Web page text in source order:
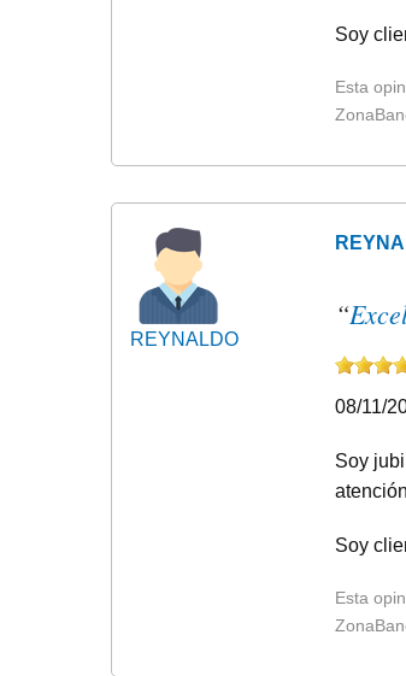
Soy
Esta
REYNALDO
“
08/11/
Soy
Soy
Esta